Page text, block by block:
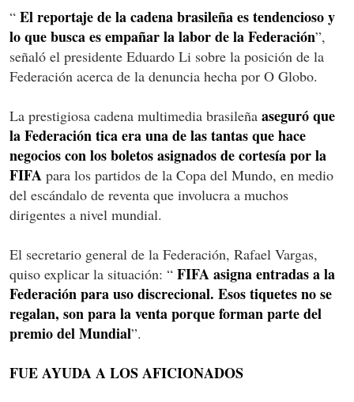
“ El reportaje de la cadena brasileña es tendencioso y
lo que busca es empañar la labor de la Federación”,
señaló el presidente Eduardo Li sobre la posición de la
Federación acerca de la denuncia hecha por O Globo.
La prestigiosa cadena multimedia brasileña aseguró que
la Federación tica era una de las tantas que hace
negocios con los boletos asignados de cortesía por la
FIFA para los partidos de la Copa del Mundo, en medio
del escándalo de reventa que involucra a muchos
dirigentes a nivel mundial.
El secretario general de la Federación, Rafael Vargas,
quiso explicar la situación: “ FIFA asigna entradas a la
Federación para uso discrecional. Esos tiquetes no se
regalan, son para la venta porque forman parte del
premio del Mundial”.
FUE AYUDA A LOS AFICIONADOS